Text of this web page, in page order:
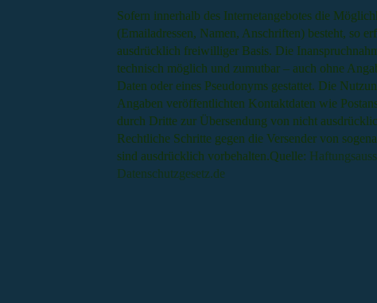
Sofern innerhalb des Internetangebotes die
(Emailadressen, Namen, Anschriften) besteht, so
ausdrücklich freiwilliger Basis. Die
technisch möglich und zumutbar – auch ohne
Daten oder eines Pseudonyms gestattet. Die
Angaben veröffentlichten Kontaktdaten wie
durch Dritte zur Übersendung von nicht
Rechtliche Schritte gegen die Versender von
sind ausdrücklich vorbehalten.Quelle:
Datenschutzgesetz.de